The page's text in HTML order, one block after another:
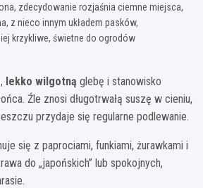
zdecydowanie rozjaśnia ciemne miejsca,
z nieco innym układem pasków,
krzykliwe, świetne do ogrodów
lekko wilgotną glebę i stanowisko
Źle znosi długotrwałą suszę w cieniu,
przydaje się regularne podlewanie.
się z paprociami, funkiami, żurawkami i
do „japońskich” lub spokojnych,